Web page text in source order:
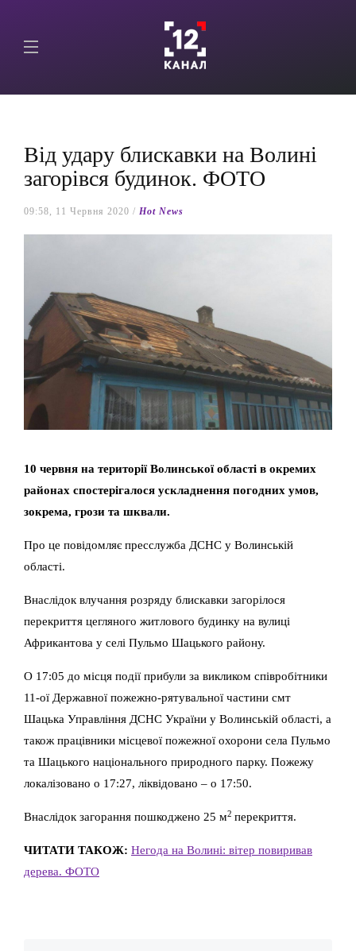
Від удару блискавки на Волині
загорівся будинок. ФОТО
09:58, 11 Червня 2020 / Hot News
10 червня на території Волинської області в окремих
районах спостерігалося ускладнення погодних умов,
зокрема, грози та шквали.
Про це повідомляє пресслужба ДСНС у Волинській
області.
Внаслідок влучання розряду блискавки загорілося
перекриття цегляного житлового будинку на вулиці
Африкантова у селі Пульмо Шацького району.
О 17:05 до місця події прибули за викликом співробітники
11-ої Державної пожежно-рятувальної частини смт
Шацька Управління ДСНС України у Волинській області, а
також працівники місцевої пожежної охорони села Пульмо
та Шацького національного природного парку. Пожежу
локалізовано о 17:27, ліквідовано – о 17:50.
Внаслідок загорання пошкоджено 25 м2 перекриття.
ЧИТАТИ ТАКОЖ: Негода на Волині: вітер повиривав
дерева. ФОТО